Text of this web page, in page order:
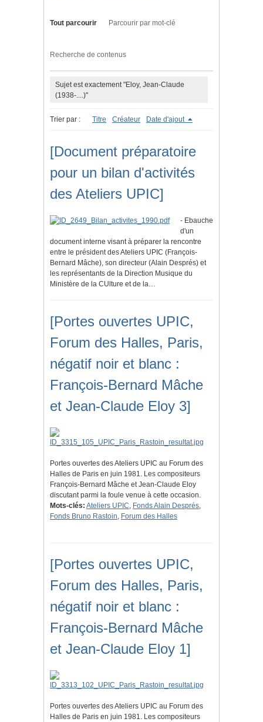
Tout parcourir Parcourir par mot-clé
Recherche de contenus
Sujet est exactement "Eloy, Jean-Claude
(1938-....)"
Trier par : Titre Créateur Date d'ajout
[Document préparatoire
pour un bilan d'activités
des Ateliers UPIC]
- Ebauche
d'un
document interne visant à préparer la rencontre
entre le président des Ateliers UPIC (François-
Bernard Mâche), son directeur (Alain Després) et
les représentants de la Direction Musique du
Ministère de la CUlture et de la…
[Portes ouvertes UPIC,
Forum des Halles, Paris,
négatif noir et blanc :
François-Bernard Mâche
et Jean-Claude Eloy 3]
Portes ouvertes des Ateliers UPIC au Forum des
Halles de Paris en juin 1981. Les compositeurs
François-Bernard Mâche et Jean-Claude Eloy
discutant parmi la foule venue à cette occasion.
Mots-clés: Ateliers UPIC, Fonds Alain Després,
Fonds Bruno Rastoin, Forum des Halles
[Portes ouvertes UPIC,
Forum des Halles, Paris,
négatif noir et blanc :
François-Bernard Mâche
et Jean-Claude Eloy 1]
Portes ouvertes des Ateliers UPIC au Forum des
Halles de Paris en juin 1981. Les compositeurs